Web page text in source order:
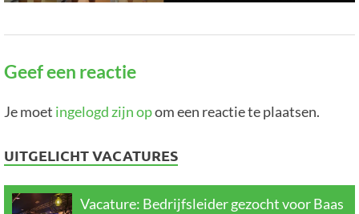
Geef een reactie
Je moet ingelogd zijn opom een reactie te plaatsen.
UITGELICHT VACATURES
Vacature: Bedrijfsleider gezocht voor Baas